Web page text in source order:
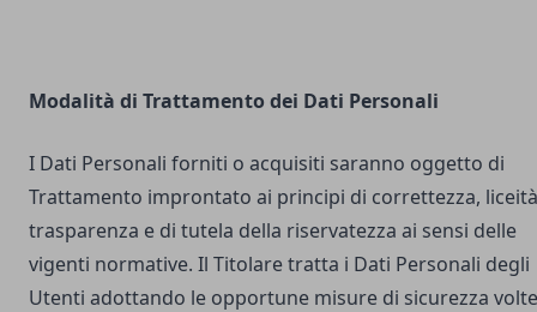
Modalità di Trattamento dei Dati Personali
I Dati Personali forniti o acquisiti saranno oggetto di
Trattamento improntato ai principi di correttezza,
trasparenza e di tutela della riservatezza ai sensi delle
vigenti normative. Il Titolare tratta i Dati Personali degli
Utenti adottando le opportune misure di sicurezza volte